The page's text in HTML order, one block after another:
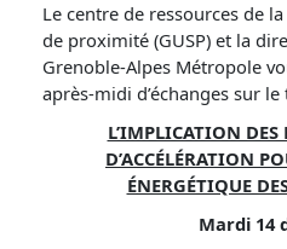
Le centre de ressources de
de proximité (GUSP) et la
Grenoble-Alpes Métropole
après-midi d’échanges sur le
L’IMPLICATION
D’ACCÉLÉRATION
ÉNERGÉTIQUE
Mardi 14